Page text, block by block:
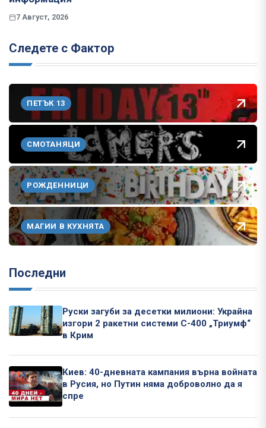
7 Август, 2026
Следете с Фактор
ПЕТЪК 13
СМОТАНЯЦИ
РОЖДЕННИЦИ
МАГИИ В КУХНЯТА
Последни
Руски загуби за десетки милиони: Украйна
изгори 2 ракетни системи С-400 „Триумф“
в Крим
Киев: 40-дневната кампания върна войната
в Русия, но Путин няма доброволно да я
спре